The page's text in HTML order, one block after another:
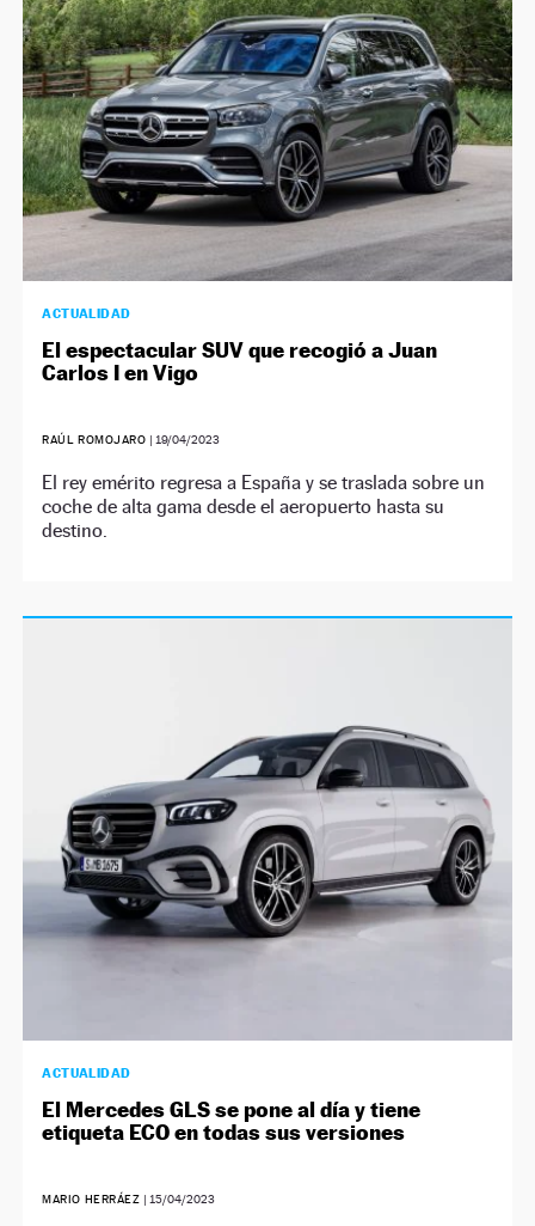
NEWSLETTER
SÍGUENOS
ACTUALIDAD
El espectacular SUV que recogió a Juan
Carlos I en Vigo
RAÚL ROMOJARO | 19/04/2023
El rey emérito regresa a España y se traslada sobre un
coche de alta gama desde el aeropuerto hasta su
destino.
ACTUALIDAD
El Mercedes GLS se pone al día y tiene
etiqueta ECO en todas sus versiones
MARIO HERRÁEZ | 15/04/2023